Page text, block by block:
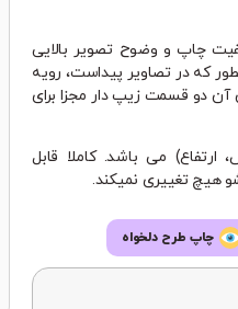
چاپ و وضوح تصویر بالایی
که در تصاویر پیداست، رویه
دو قسمت زیپ دار مجزا برای
متر (طول، عرض، ارتفاع) می باشد. کاملا قابل
هیچ تغییری نمیکند.
چاپ طرح دلخواه